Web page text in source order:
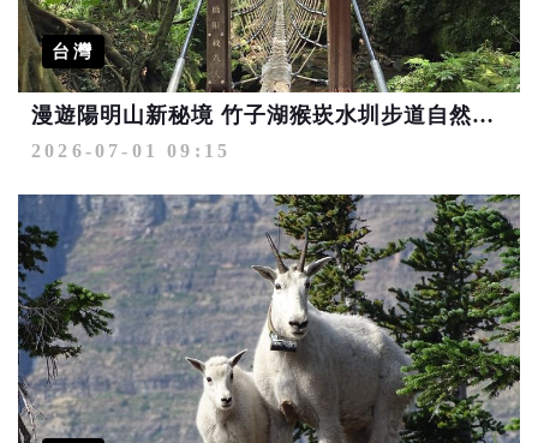
台灣
漫遊陽明山新秘境 竹子湖猴崁水圳步道自然之旅
2026-07-01 09:15